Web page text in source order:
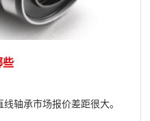
些
轴承市场报价差距很大。